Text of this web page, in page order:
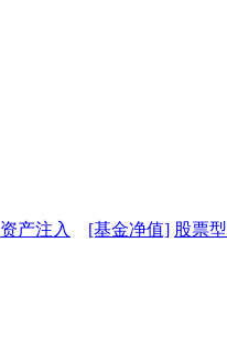
资产注入 [基金净值] 股票型